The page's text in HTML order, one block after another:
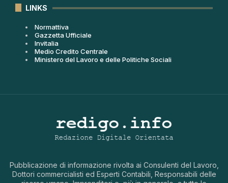
LINKS
Normattiva
Gazzetta Ufficiale
Invitalia
Medio Credito Centrale
Ministero del Lavoro e delle Politiche Sociali
Pubblicazione di informazione rivolta ai Consulenti del Lavoro,
Dottori commercialisti ed Esperti Contabili, Responsabili delle